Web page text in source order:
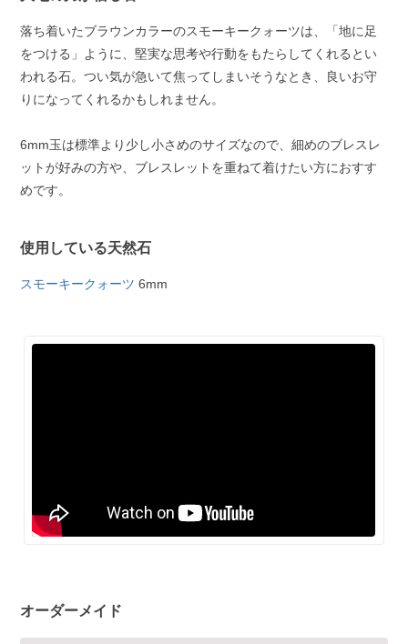
落ち着いたブラウンカラーのスモーキークォーツは、「地に足
をつける」ように、堅実な思考や行動をもたらしてくれるとい
われる石。つい気が急いて焦ってしまいそうなとき、良いお守
りになってくれるかもしれません。
6mm玉は標準より少し小さめのサイズなので、細めのブレスレ
ットが好みの方や、ブレスレットを重ねて着けたい方におすす
めです。
使用している天然石
スモーキークォーツ 6mm
オーダーメイド